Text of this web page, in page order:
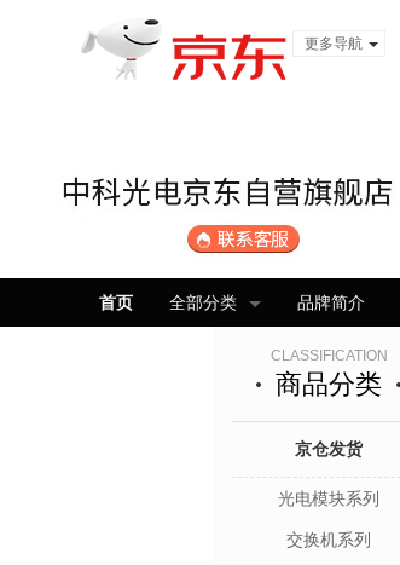
更多导航
首页 全部分类 品牌简介
CLASSIFICATION
商品分类
京仓发货
光电模块系列
交换机系列